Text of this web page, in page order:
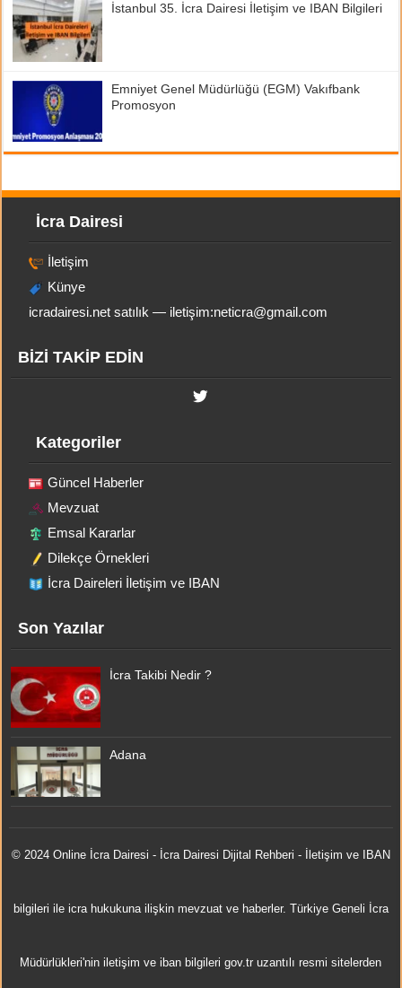
İstanbul 35. İcra Dairesi İletişim ve IBAN Bilgileri
Emniyet Genel Müdürlüğü (EGM) Vakıfbank
Promosyon
İcra Dairesi
İletişim
Künye
icradairesi.net satılık — iletişim:neticra@gmail.com
BİZİ TAKİP EDİN
Kategoriler
Güncel Haberler
Mevzuat
Emsal Kararlar
Dilekçe Örnekleri
İcra Daireleri İletişim ve IBAN
Son Yazılar
İcra Takibi Nedir ?
Adana
© 2024 Online İcra Dairesi - İcra Dairesi Dijital Rehberi - İletişim ve IBAN
bilgileri ile icra hukukuna ilişkin mevzuat ve haberler. Türkiye Geneli İcra
Müdürlükleri'nin iletişim ve iban bilgileri gov.tr uzantılı resmi sitelerden